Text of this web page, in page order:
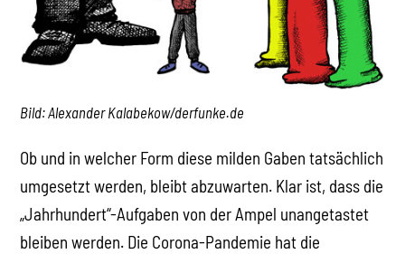
Bild: Alexander Kalabekow/derfunke.de
Ob und in welcher Form diese milden Gaben tatsächlich
umgesetzt werden, bleibt abzuwarten. Klar ist, dass die
„Jahrhundert“-Aufgaben von der Ampel unangetastet
bleiben werden. Die Corona-Pandemie hat die